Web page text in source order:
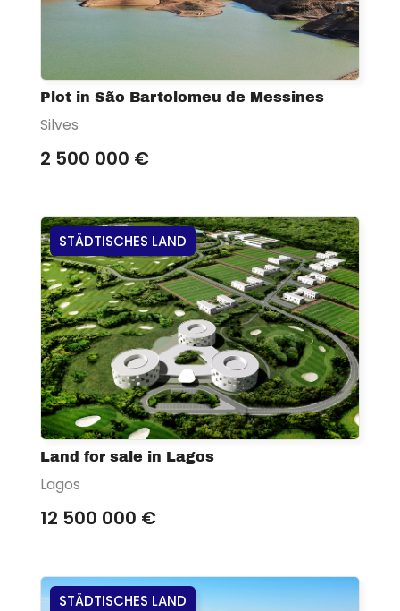
Plot in São Bartolomeu de Messines
Silves
2 500 000 €
STÄDTISCHES LAND
Land for sale in Lagos
Lagos
12 500 000 €
STÄDTISCHES LAND